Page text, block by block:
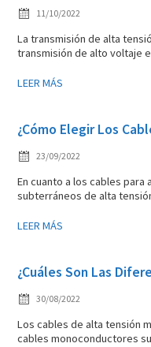
11/10/2022
La transmisión de alta
transmisión de alto voltaje
LEER MÁS
¿Cómo Elegir Los
23/09/2022
En cuanto a los cables
subterráneos de alta
LEER MÁS
¿Cuáles Son Las
30/08/2022
Los cables de alta tensión
cables monoconductores